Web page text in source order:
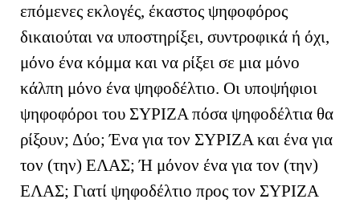
επόμενες εκλογές, έκαστος ψηφοφόρος
δικαιούται να υποστηρίξει, συντροφικά ή όχι,
μόνο ένα κόμμα και να ρίξει σε μια μόνο
κάλπη μόνο ένα ψηφοδέλτιο. Οι υποψήφιοι
ψηφοφόροι του ΣΥΡΙΖΑ πόσα ψηφοδέλτια θα
ρίξουν; Δύο; Ένα για τον ΣΥΡΙΖΑ και ένα για
τον (την) ΕΛΑΣ; Ή μόνον ένα για τον (την)
ΕΛΑΣ; Γιατί ψηφοδέλτιο προς τον ΣΥΡΙΖΑ